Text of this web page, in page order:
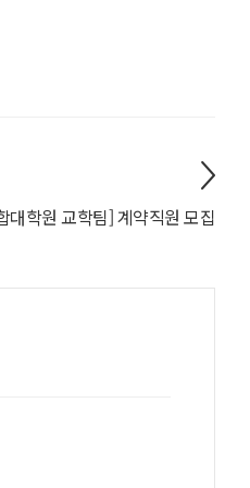
대학원 교학팀] 계약직원 모집